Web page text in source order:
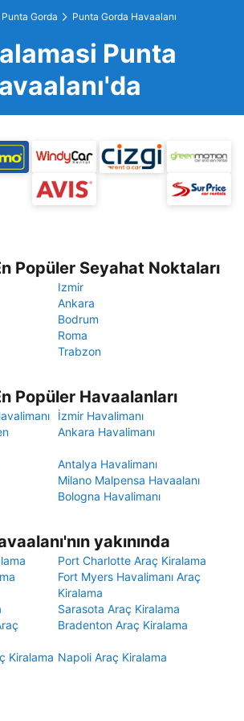
Punta Gorda Punta Gorda Havaalanı
Punta
Popüler Seyahat Noktaları
Izmir
Ankara
Bodrum
Roma
Trabzon
Popüler Havaalanları
İzmir Havalimanı
Ankara Havalimanı
Antalya Havalimanı
Milano Malpensa Havaalanı
Bologna Havalimanı
yakınında
Port Charlotte Araç Kiralama
Fort Myers Havalimanı Araç
Kiralama
Sarasota Araç Kiralama
Bradenton Araç Kiralama
Kiralama Napoli Araç Kiralama